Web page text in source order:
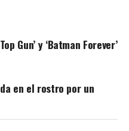
Gun’ y ‘Batman Forever’
en el rostro por un